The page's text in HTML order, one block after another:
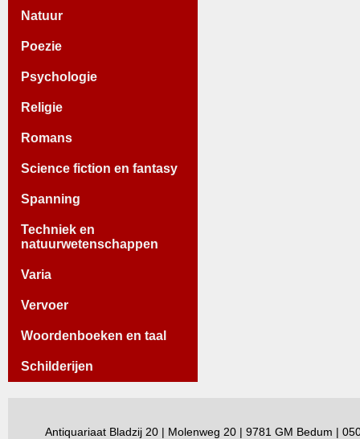
Natuur
Poezie
Psychologie
Religie
Romans
Science fiction en fantasy
Spanning
Techniek en
natuurwetenschappen
Varia
Vervoer
Woordenboeken en taal
Schilderijen
Antiquariaat Bladzij 20 | Molenweg 20 | 9781 GM Bedum |